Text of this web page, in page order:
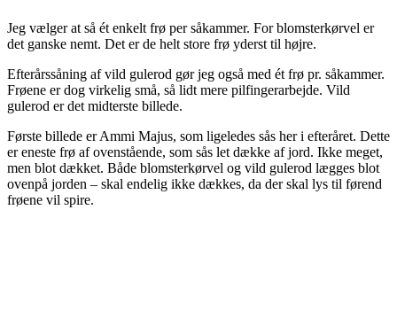
Jeg vælger at så ét enkelt frø per såkammer. For blomsterkørvel er
det ganske nemt. Det er de helt store frø yderst til højre.
Efterårssåning af vild gulerod gør jeg også med ét frø pr. såkammer.
Frøene er dog virkelig små, så lidt mere pilfingerarbejde. Vild
gulerod er det midterste billede.
Første billede er Ammi Majus, som ligeledes sås her i efteråret. Dette
er eneste frø af ovenstående, som sås let dække af jord. Ikke meget,
men blot dækket. Både blomsterkørvel og vild gulerod lægges blot
ovenpå jorden – skal endelig ikke dækkes, da der skal lys til førend
frøene vil spire.